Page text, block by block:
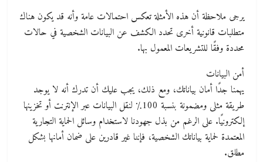
يرجى ملاحظة أن هذه الأمثلة تعكس احتمالات عامة وأنه قد يكون هناك
متطلبات قانونية أخرى تحدد الكشف عن البيانات الشخصية في حالات
محددة وفقًا للتشريعات المعمول بها.
أمن البيانات
يهمنا جدًا أمان بياناتك، ومع ذلك، يجب عليك أن تدرك أنه لا يوجد
طريقة مثلى ومضمونة بنسبة 100٪ لنقل البيانات عبر الإنترنت أو تخزينها
إلكترونيًا. على الرغم من بذل جهودنا لاستخدام وسائل الحماية التجارية
المعتمدة لحماية بياناتك الشخصية، فإننا غير قادرين على ضمان أمانها بشكل
مطلق.